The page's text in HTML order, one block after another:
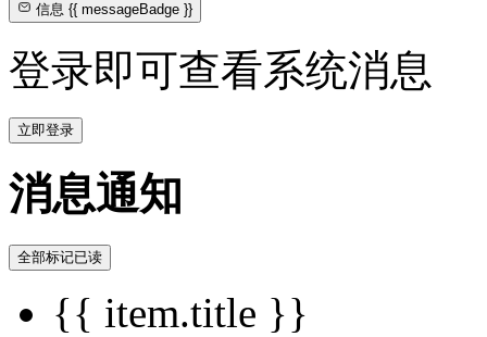
信息{{ messageBadge }}
登录即可查看系统消息
立即登录
消息通知
全部标记已读
{{ item.title }}